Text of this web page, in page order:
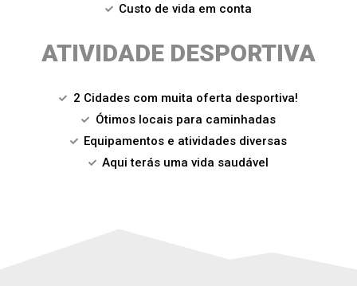
Custo de vida em conta
ATIVIDADE DESPORTIVA
2 Cidades com muita oferta desportiva!
Ótimos locais para caminhadas
Equipamentos e atividades diversas
Aqui terás uma vida saudável